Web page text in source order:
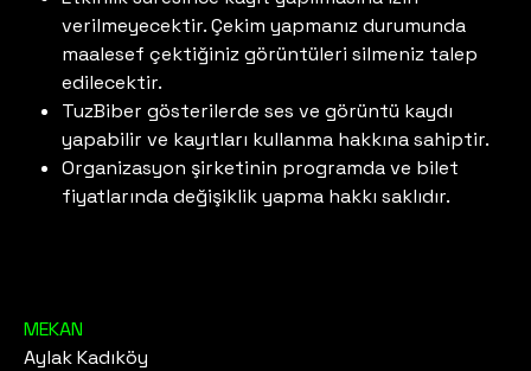
verilmeyecektir. Çekim yapmanız durumunda
maalesef çektiğiniz görüntüleri silmeniz talep
edilecektir.
TuzBiber gösterilerde ses ve görüntü kaydı
yapabilir ve kayıtları kullanma hakkına sahiptir.
Organizasyon şirketinin programda ve bilet
fiyatlarında değişiklik yapma hakkı saklıdır.
MEKAN
Aylak Kadıköy